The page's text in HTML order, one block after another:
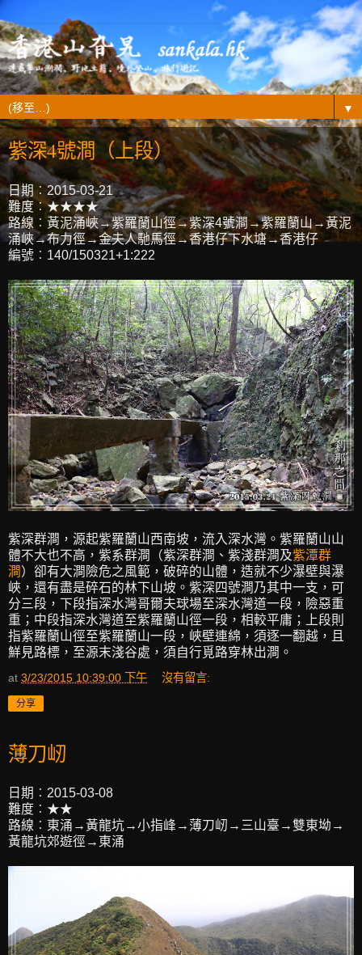
▼
紫深4號澗（上段）
日期︰2015-03-21
難度︰★★★★
路線︰黃泥涌峽→紫羅蘭山徑→紫深4號澗→紫羅蘭山→黃泥
涌峽→布力徑→金夫人馳馬徑→香港仔下水塘→香港仔
編號︰140/150321+1:222
紫深群澗，源起紫羅蘭山西南坡，流入深水灣。紫羅蘭山山
體不大也不高，紫系群澗（紫深群澗、紫淺群澗及紫潭群
澗）卻有大澗險危之風範，破碎的山體，造就不少瀑壁與瀑
峽，還有盡是碎石的林下山坡。紫深四號澗乃其中一支，可
分三段，下段指深水灣哥爾夫球場至深水灣道一段，險惡重
重；中段指深水灣道至紫羅蘭山徑一段，相較平庸；上段則
指紫羅蘭山徑至紫羅蘭山一段，峽壁連綿，須逐一翻越，且
鮮見路標，至源末淺谷處，須自行覓路穿林出澗。
at 3/23/2015 10:39:00 下午 沒有留言:
分享
薄刀屻
日期︰2015-03-08
難度︰★★
路線︰東涌→黃龍坑→小指峰→薄刀屻→三山臺→雙東坳→
黃龍坑郊遊徑→東涌